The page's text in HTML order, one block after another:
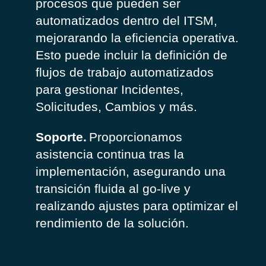
procesos que pueden ser
automatizados dentro del ITSM,
mejorarando la eficiencia operativa.
Esto puede incluir la definición de
flujos de trabajo automatizados
para gestionar Incidentes,
Solicitudes, Cambios y más.
Soporte. Proporcionamos
asistencia continua tras la
implementación, asegurando una
transición fluida al go-live y
realizando ajustes para optimizar el
rendimiento de la solución.